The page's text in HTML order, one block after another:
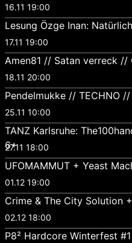
16.11 19:00
Lesung Özge Inan:
17.11 19:00
Amen81 // Satan verreck //
18.11 20:00
Pendelmukke // TECHNO
25.11 10:00
TANZ Karlsruhe:
6+
27.11 18:00
UFOMAMMUT + Yeast
01.12 19:00
Crime & The City Solution
02.12 18:00
P8² Hardcore Winterfest #1